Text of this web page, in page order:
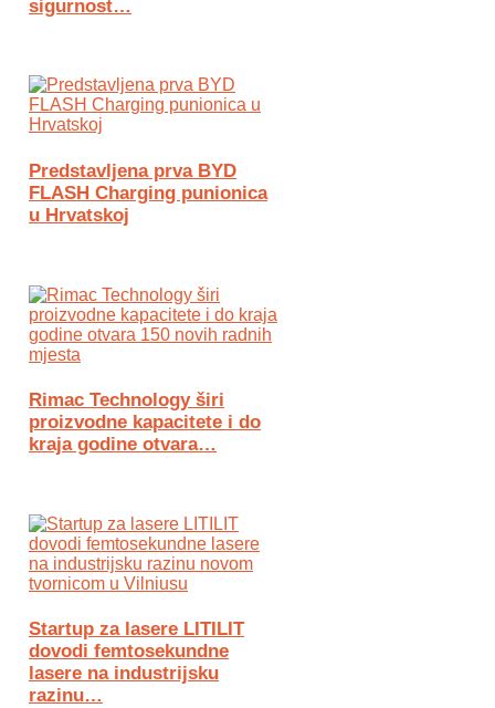
sigurnost…
Predstavljena prva BYD
FLASH Charging punionica
u Hrvatskoj
Rimac Technology širi
proizvodne kapacitete i do
kraja godine otvara…
Startup za lasere LITILIT
dovodi femtosekundne
lasere na industrijsku
razinu…